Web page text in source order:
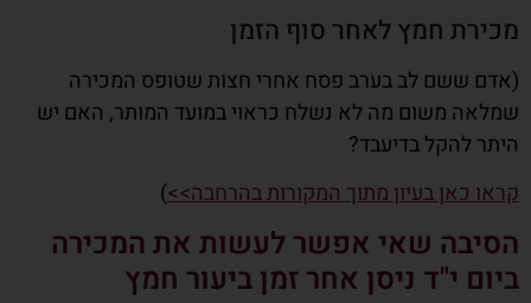
מכירת חמץ לאחר סוף הזמן
(אדם ששם לב בערב פסח אחרי חצות שטופס המכירה
שמלאה משום מה לא נשלח כראוי במועד המותר, האם יש
היתר להקל בדיעבד?
קראו כאן בעיון מתוך המקורות בהרחבה>>)
הסיבה שאי אפשר לעשות את המכירה
ביום י"ד ניסן אחר זמן ביעור חמץ